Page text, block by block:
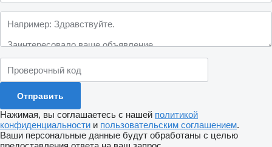
Нажимая, вы соглашаетесь с нашей политикой
конфиденциальности и пользовательским соглашением.
Ваши персональные данные будут обработаны с целью